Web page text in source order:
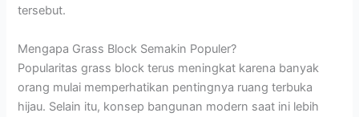
tersebut.
Mengapa Grass Block Semakin Populer?
Popularitas grass block terus meningkat karena banyak
orang mulai memperhatikan pentingnya ruang terbuka
hijau. Selain itu, konsep bangunan modern saat ini lebih